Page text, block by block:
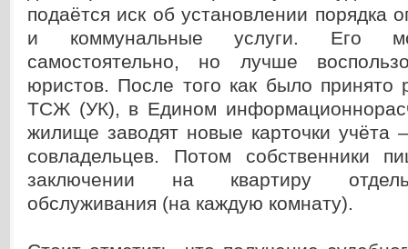
подаётся иск об установлении порядка
и коммунальные услуги. Его
самостоятельно, но лучше
юристов. После того как было принято
ТСЖ (УК), в Едином
жилище заводят новые карточки учёта
совладельцев. Потом собственники
заключении на квартиру
обслуживания (на каждую комнату).